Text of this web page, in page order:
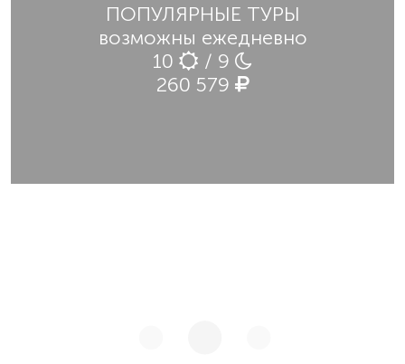
ПОПУЛЯРНЫЕ ТУРЫ
возможны ежедневно
10
/ 9
260 579